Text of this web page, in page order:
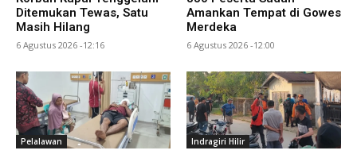
Ditemukan Tewas, Satu
Masih Hilang
6 Agustus 2026 -12:16
Amankan Tempat di Gowes
Merdeka
6 Agustus 2026 -12:00
Pelalawan Indragiri Hilir